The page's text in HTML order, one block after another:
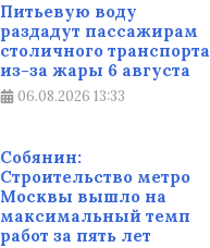
Питьевую воду
раздадут пассажирам
столичного транспорта
из-за жары 6 августа
06.08.2026 13:33
Собянин:
Строительство метро
Москвы вышло на
максимальный темп
работ за пять лет